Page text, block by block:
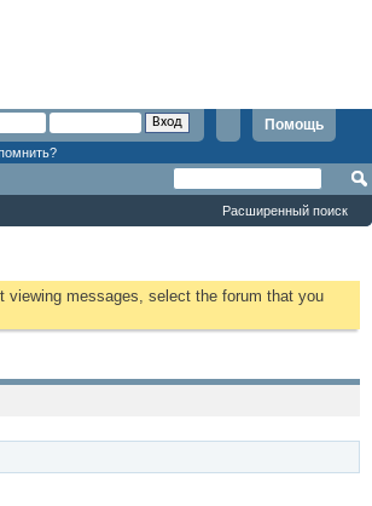
Помощь
Расширенный поиск
viewing messages, select the forum that you